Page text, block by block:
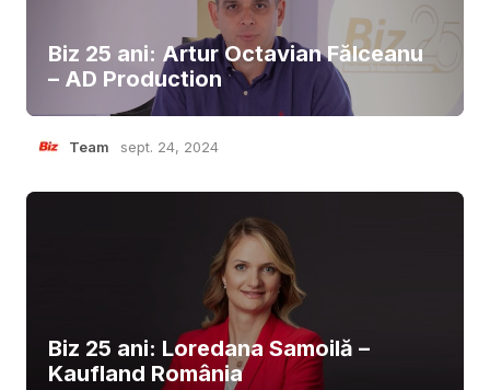
Biz 25 ani: Artur Octavian Fălceanu
– AD Production
Team sept. 24, 2024
Biz 25 ani: Loredana Samoilă –
Kaufland România